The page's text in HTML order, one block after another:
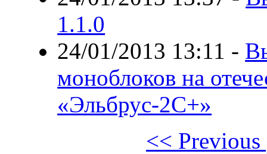
1.1.0
24/01/2013 13:11 -
моноблоков на
«Эльбрус-2С+»
<< Previous